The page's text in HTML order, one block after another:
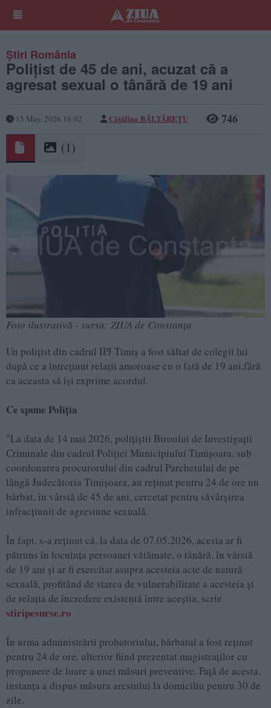
Știri România
Polițist de 45 de ani, acuzat că a
agresat sexual o tânără de 19 ani
15 May, 2026 16:02 Cătălina BĂLTĂREȚU 746
(1)
Foto ilustrativă - sursa: ZIUA de Constanța
Un polițist din cadrul IPJ Timiș a fost săltat de colegii lui
după ce a întreținut relații amoroase cu o fată de 19 ani,fără
ca aceasta să își exprime acordul.
Ce spune Poliția
"La data de 14 mai 2026, polițiștii Biroului de Investigații
Criminale din cadrul Poliției Municipiului Timișoara, sub
coordonarea procurorului din cadrul Parchetului de pe
lângă Judecătoria Timișoara, au reținut pentru 24 de ore un
bărbat, în vârstă de 45 de ani, cercetat pentru săvârșirea
infracțiunii de agresiune sexuală.
În fapt, s-a reținut că, la data de 07.05.2026, acesta ar fi
pătruns în locuința persoanei vătămate, o tânără, în vârstă
de 19 ani și ar fi exercitat asupra acesteia acte de natură
sexuală, profitând de starea de vulnerabilitate a acesteia și
de relația de încredere existentă între aceștia, scrie
stiripesurse.ro
În urma administrării probatoriului, bărbatul a fost reținut
pentru 24 de ore, ulterior fiind prezentat magistraților cu
propunere de luare a unei măsuri preventive. Față de acesta,
instanța a dispus măsura arestului la domiciliu pentru 30 de
zile.